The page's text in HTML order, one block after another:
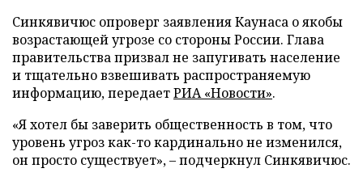
Синкявичюс опроверг заявления Каунаса о якобы
возрастающей угрозе со стороны России. Глава
правительства призвал не запугивать население
и тщательно взвешивать распространяемую
информацию, передаетРИА «Новости».
«Я хотел бы заверить общественность в том, что
уровень угроз как-то кардинально не изменился,
он просто существует», – подчеркнул Синкявичюс.